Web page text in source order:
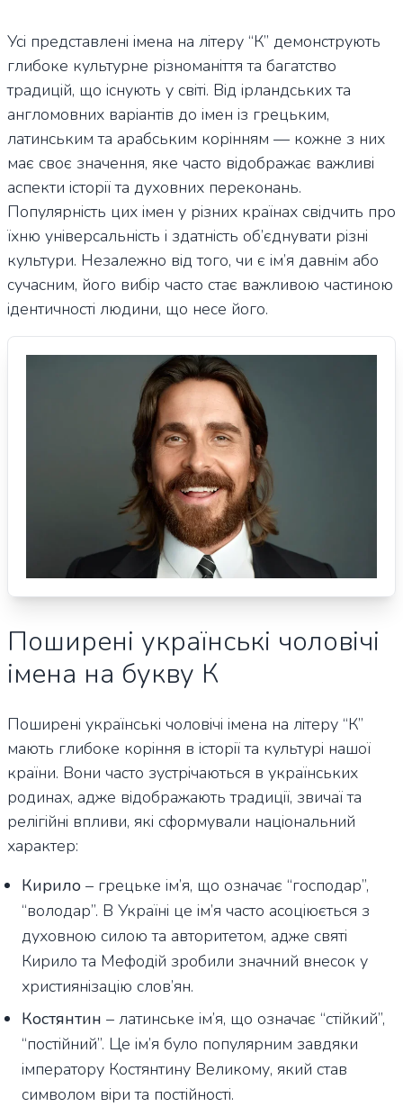
Усі представлені імена на літеру “К” демонструють
глибоке культурне різноманіття та багатство
традицій, що існують у світі. Від ірландських та
англомовних варіантів до імен із грецьким,
латинським та арабським корінням — кожне з них
має своє значення, яке часто відображає важливі
аспекти історії та духовних переконань.
Популярність цих імен у різних країнах свідчить про
їхню універсальність і здатність об’єднувати різні
культури. Незалежно від того, чи є ім’я давнім або
сучасним, його вибір часто стає важливою частиною
ідентичності людини, що несе його.
Поширені українські чоловічі
імена на букву К
Поширені українські чоловічі імена на літеру “К”
мають глибоке коріння в історії та культурі нашої
країни. Вони часто зустрічаються в українських
родинах, адже відображають традиції, звичаї та
релігійні впливи, які сформували національний
характер:
Кирило – грецьке ім’я, що означає “господар”,
“володар”. В Україні це ім’я часто асоціюється з
духовною силою та авторитетом, адже святі
Кирило та Мефодій зробили значний внесок у
християнізацію слов’ян.
Костянтин – латинське ім’я, що означає “стійкий”,
“постійний”. Це ім’я було популярним завдяки
імператору Костянтину Великому, який став
символом віри та постійності.